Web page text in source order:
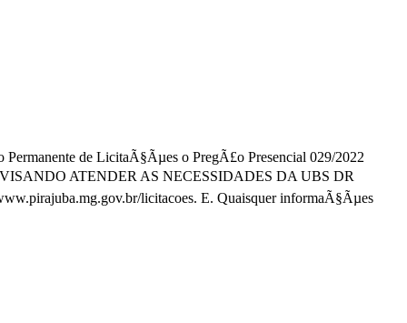
de LicitaÃ§Ãµes o PregÃ£o Presencial 029/2022
ATENDER AS NECESSIDADES DA UBS DR
licitacoes. E. Quaisquer informaÃ§Ãµes